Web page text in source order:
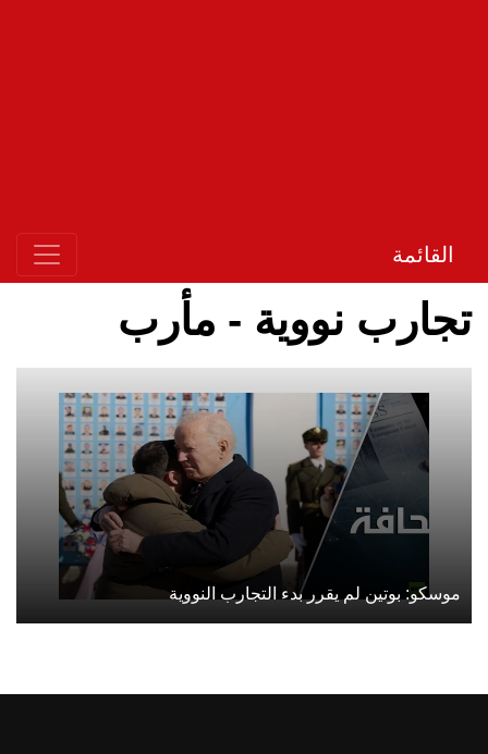
القائمة
تجارب نووية - مأرب
موسكو: بوتين لم يقرر بدء التجارب النووية